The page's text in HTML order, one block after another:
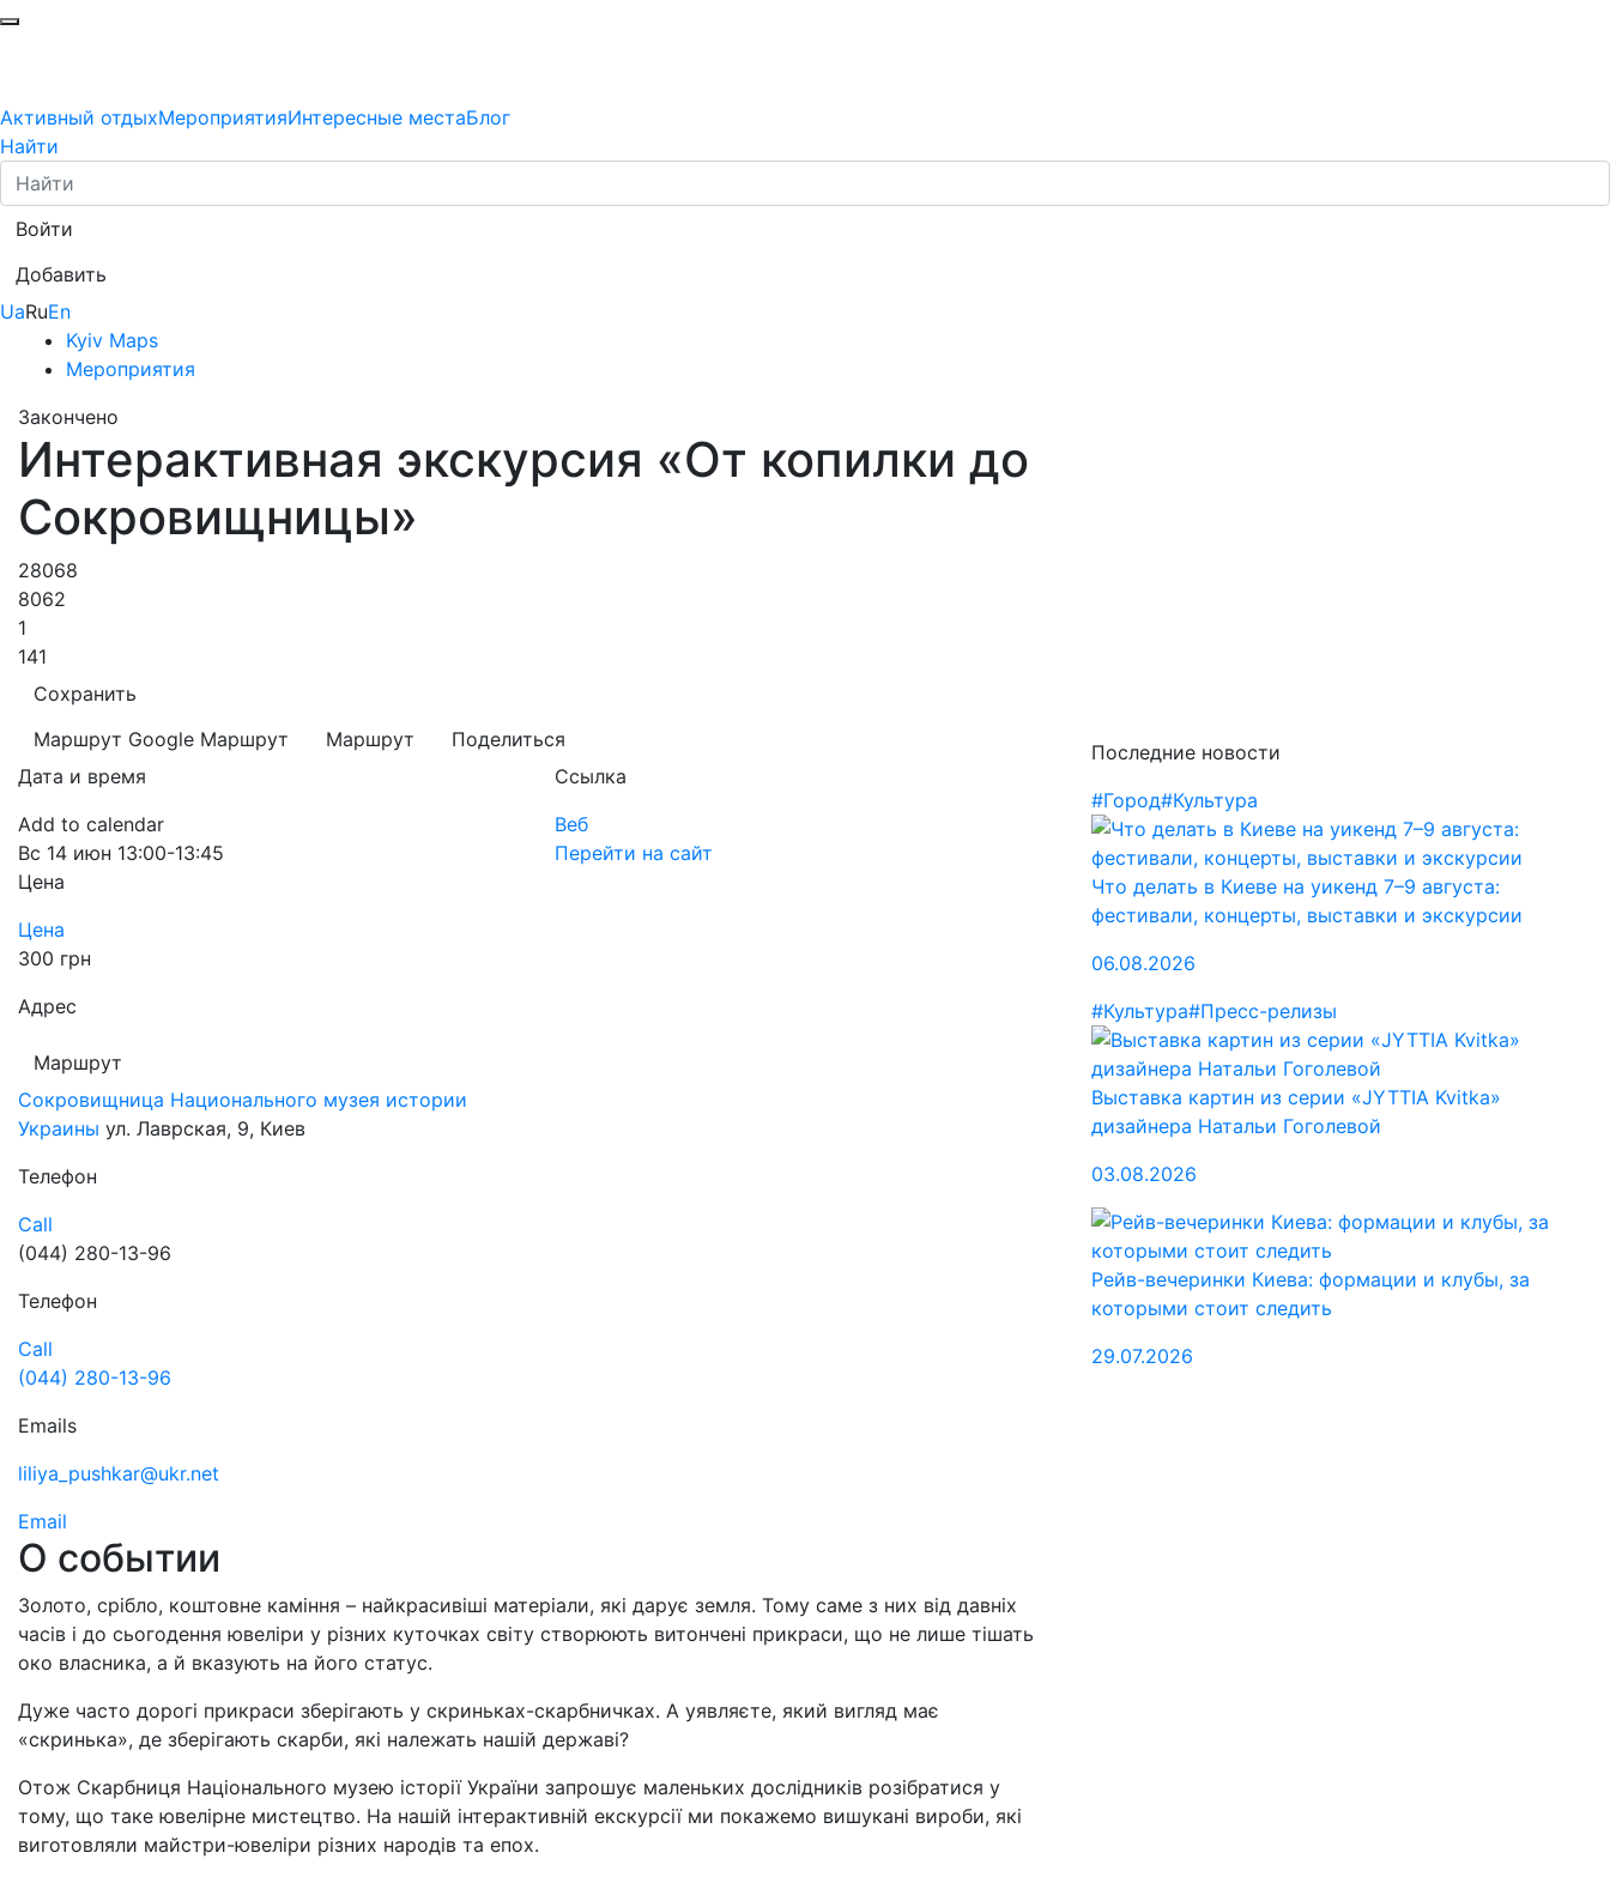
Активный отдыхМероприятияИнтересные местаБлог
Найти
Войти
Добавить
UaRuEn
Kyiv Maps
Мероприятия
Закончено
Интерактивная экскурсия «От копилки до
Сокровищницы»
28068
8062
1
141
Сохранить
Маршрут Google Маршрут Маршрут
Поделиться
Дата и время
Add to calendar
Вс 14 июн 13:00-13:45
Цена
Цена
300 грн
Адрес
Маршрут
Сокровищница Национального музея истории
Украины ул. Лаврская, 9, Киев
Телефон
Call
(044) 280-13-96
Телефон
Call
(044) 280-13-96
Emails
liliya_pushkar@ukr.net
Email
Ссылка
Веб
Перейти на сайт
О событии
Золото, срібло, коштовне каміння – найкрасивіші матеріали, які дарує земля. Тому саме з них від давніх
часів і до сьогодення ювеліри у різних куточках світу створюють витончені прикраси, що не лише тішать
око власника, а й вказують на його статус.
Дуже часто дорогі прикраси зберігають у скриньках-скарбничках. А уявляєте, який вигляд має
«скринька», де зберігають скарби, які належать нашій державі?
Отож Скарбниця Національного музею історії України запрошує маленьких дослідників розібратися у
тому, що таке ювелірне мистецтво. На нашій інтерактивній екскурсії ми покажемо вишукані вироби, які
виготовляли майстри-ювеліри різних народів та епох.
Последние новости
#Город#Культура
Что делать в Киеве на уикенд 7–9 августа:
фестивали, концерты, выставки и экскурсии
06.08.2026
#Культура#Пресс-релизы
Выставка картин из серии «JYTTIA Kvitka»
дизайнера Натальи Гоголевой
03.08.2026
Рейв-вечеринки Киева: формации и клубы, за
которыми стоит следить
29.07.2026